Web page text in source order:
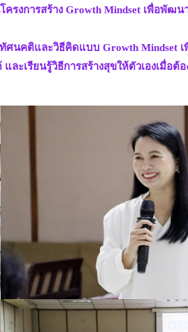
งการสร้าง Growth Mindset เพื่อพัฒน
นคติและวิธีคิดแบบ Growth Mindset เ
ละเรียนรู้วิธีการสร้างสุขให้ตัวเองเมื่อ